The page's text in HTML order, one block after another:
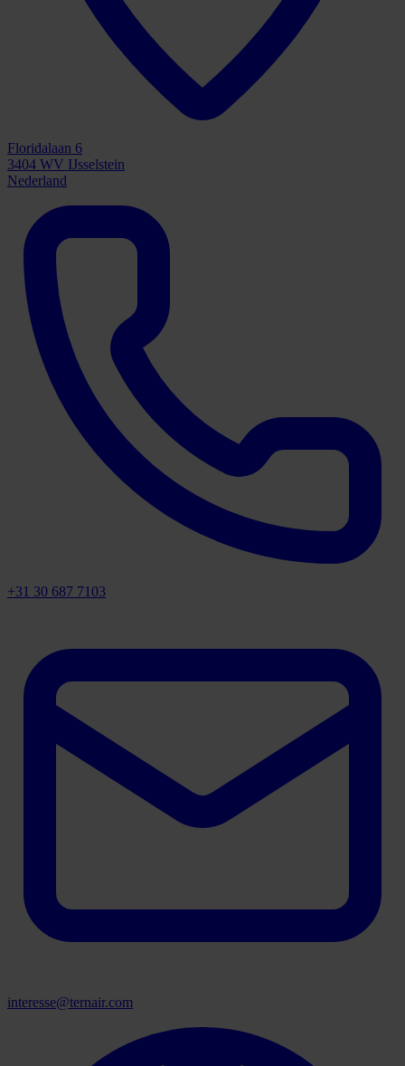
Floridalaan 6
3404 WV IJsselstein
Nederland
+31 30 687 7103
interesse@ternair.com